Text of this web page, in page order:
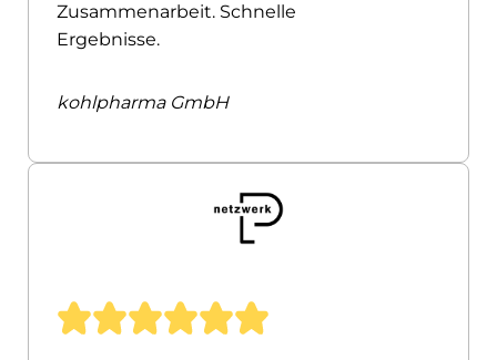
Zusammenarbeit. Schnelle
Ergebnisse.
kohlpharma GmbH